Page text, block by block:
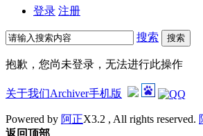
登录 注册
搜索 搜索
抱歉，您尚未登录，无法进行此操作
关于我们Archiver手机版
Powered by 阿正X3.2 , All rights reserved.
返回顶部